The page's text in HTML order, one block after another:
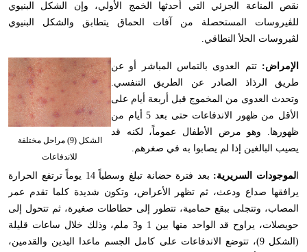
نقص المناعة الجزئي التي أحدثها الخمج الأولي، وإن الشكل البنيوي
للڤيروسات المستحصلة من آفات الحماق يتطابق والشكل البنيوي
لڤيروسات الحلأ النطاقي.
الشكل (9) مراحل مختلفة
للاندفاعات
الإمراض: تتم العدوى بالتماس المباشر أو عن
طريق الرذاذ الصادر عن الطريق التنفسي.
وتحدث العدوى من المخموج قبل أربعة أيام على
الأقل من ظهور الاندفاعات حتى بعد 5 أيام من
ظهورها. وهو مرض الأطفال عموماً، لكنه قد
يصيب البالغين إذا لم يصابوا به في صغرهم.
لموجودات السريرية:
بعد فترة حضانة تبلغ وسطياً 14 يوماً ترتفع الحرارة
يرافقها صداع ودعث، ثم تظهر الأعراض، وتكون شديدة كلما تقدم عمر
المصاب، وتتجلى ببقع حمامية، تتطور إلى حطاطات صغيرة، ثم تتحول إلى
حويصلات، يراوح قد الواحد منها بين 1 و3 ملم، وذلك خلال ساعات قليلة
(الشكل 9)، تتوضع الاندفاعات على كامل الجسم ماعدا اليدين والقدمين،